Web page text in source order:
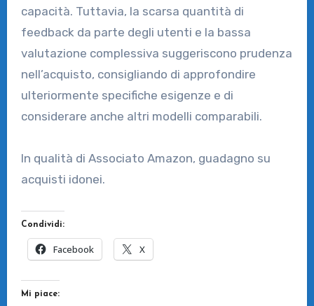
capacità. Tuttavia, la scarsa quantità di
feedback da parte degli utenti e la bassa
valutazione complessiva suggeriscono prudenza
nell’acquisto, consigliando di approfondire
ulteriormente specifiche esigenze e di
considerare anche altri modelli comparabili.
In qualità di Associato Amazon, guadagno su
acquisti idonei.
Condividi:
Facebook X
Mi piace: